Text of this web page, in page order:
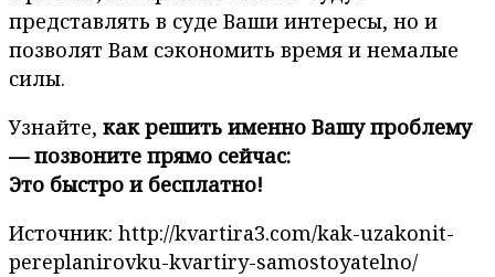
представлять в суде Ваши интересы, но и
позволят Вам сэкономить время и немалые
силы.
Узнайте, как решить именно Вашу проблему
— позвоните прямо сейчас:
Это быстро и бесплатно!
Источник: http://kvartira3.com/kak-uzakonit-
pereplanirovku-kvartiry-samostoyatelno/